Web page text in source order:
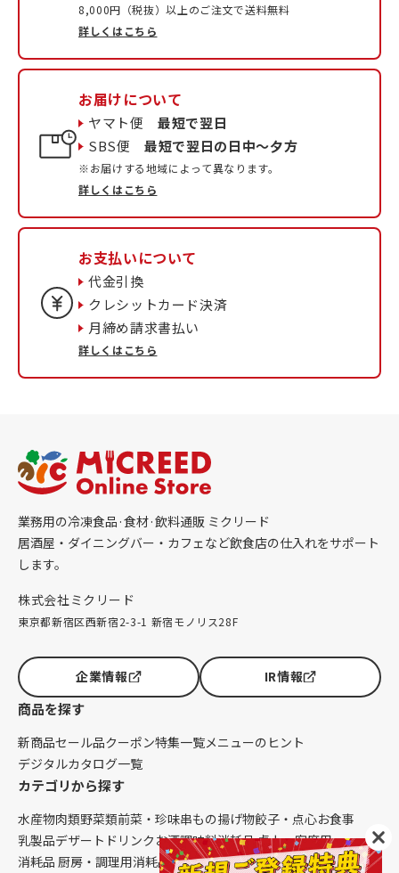
8,000円（税抜）以上のご注文で送料無料
詳しくはこちら
お届けについて
ヤマト便最短で翌日
SBS便最短で翌日の日中〜夕方
※お届けする地域によって異なります。
詳しくはこちら
お支払いについて
代金引換
クレシットカード決済
月締め請求書払い
詳しくはこちら
業務用の冷凍食品·食材·飲料通販 ミクリード
居酒屋・ダイニングバー・カフェなど飲食店の仕入れをサポート
します。
株式会社ミクリード
東京都新宿区西新宿2-3-1 新宿モノリス28F
企業情報 IR情報
商品を探す
新商品セール品クーポン特集一覧メニューのヒント
デジタルカタログ一覧
カテゴリから探す
水産物肉類野菜類前菜・珍味串もの揚げ物餃子・点心お食事
乳製品デザート ドリンク お酒調味料消耗品 卓上・客席用
消耗品 厨房・調理用消耗品 クレンリネス生鮮品（配送便限定）